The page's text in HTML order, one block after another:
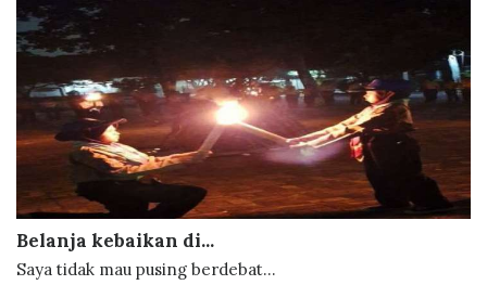
Belanja kebaikan di...
Saya tidak mau pusing berdebat...